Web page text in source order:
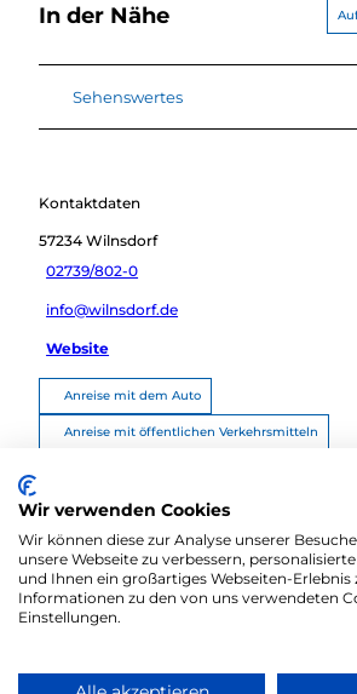
In der Nähe
Sehenswertes
Kontaktdaten
57234 Wilnsdorf
02739/802-0
info@wilnsdorf.de
Website
Anreise mit dem Auto
Anreise mit öffentlichen Verkehrsmitteln
Wir verwenden Cookies
Wir können diese zur Analyse unserer
unsere Webseite zu verbessern,
und Ihnen ein großartiges Webseiten-Erlebnis
Informationen zu den von uns verwendeten
Einstellungen.